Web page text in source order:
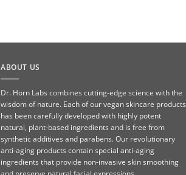
ABOUT US
Dr. Horn Labs combines cutting-edge science with the
wisdom of nature. Each of our vegan skincare products
has been carefully developed with highly potent
natural, plant-based ingredients and is free from
synthetic additives and parabens. Our revolutionary
anti-aging products contain special anti-aging
ingredients that provide non-invasive skin smoothing